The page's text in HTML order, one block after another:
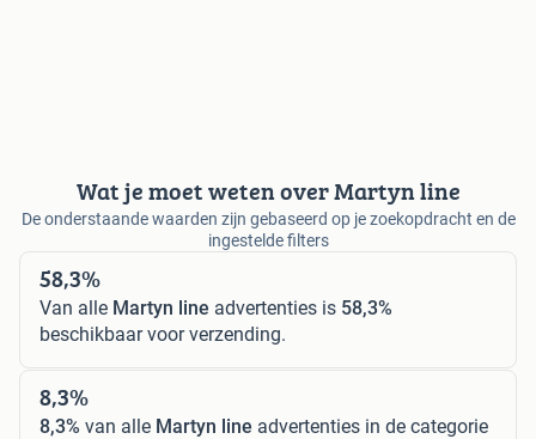
Wat je moet weten over Martyn line
De onderstaande waarden zijn gebaseerd op je zoekopdracht en de
ingestelde filters
58,3%
Van alle Martyn line advertenties is 58,3%
beschikbaar voor verzending.
8,3%
8,3% van alle Martyn line advertenties in de categorie